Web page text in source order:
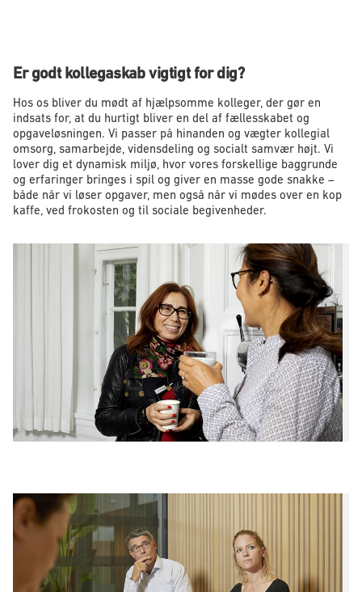
Er godt kollegaskab vigtigt for dig?
Hos os bliver du mødt af hjælpsomme kolleger, der gør en
indsats for, at du hurtigt bliver en del af fællesskabet og
opgaveløsningen. Vi passer på hinanden og vægter kollegial
omsorg, samarbejde, vidensdeling og socialt samvær højt. Vi
lover dig et dynamisk miljø, hvor vores forskellige baggrunde
og erfaringer bringes i spil og giver en masse gode snakke –
både når vi løser opgaver, men også når vi mødes over en kop
kaffe, ved frokosten og til sociale begivenheder.